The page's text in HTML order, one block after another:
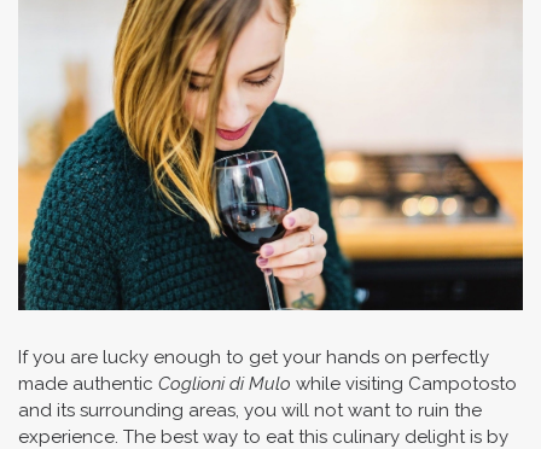
If you are lucky enough to get your hands on perfectly
made authentic Coglioni di Mulo while visiting Campotosto
and its surrounding areas, you will not want to ruin the
experience. The best way to eat this culinary delight is by